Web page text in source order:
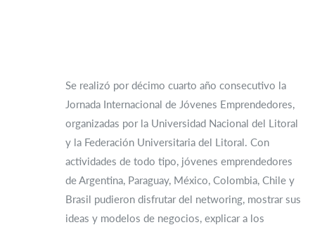
Se realizó por décimo cuarto año consecutivo la
Jornada Internacional de Jóvenes Emprendedores,
organizadas por la Universidad Nacional del Litoral
y la Federación Universitaria del Litoral. Con
actividades de todo tipo, jóvenes emprendedores
de Argentina, Paraguay, México, Colombia, Chile y
Brasil pudieron disfrutar del networing, mostrar sus
ideas y modelos de negocios, explicar a los